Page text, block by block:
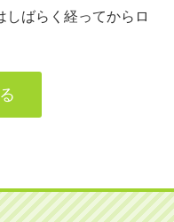
しばらく経ってからロ